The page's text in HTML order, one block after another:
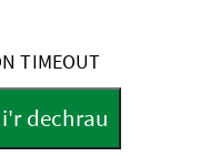
TIMEOUT